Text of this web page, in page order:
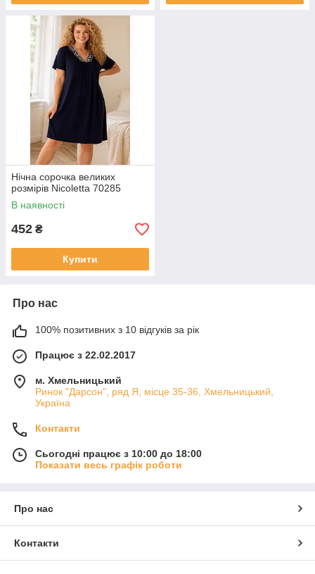
Нічна сорочка великих
розмірів Nicoletta 70285
В наявності
452 ₴
Купити
Про нас
100% позитивних з 10 відгуків за рік
Працює з 22.02.2017
м. Хмельницький
Ринок "Дарсон", ряд Я, місце 35-36, Хмельницький,
Україна
Контакти
Сьогодні працює з 10:00 до 18:00
Показати весь графік роботи
Про нас
Контакти